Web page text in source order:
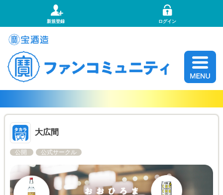
新規登録 ログイン
大広間
公開 公式サークル